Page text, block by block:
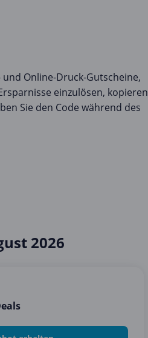
Online-Druck-Gutscheine,
einzulösen, kopieren
Sie den Code während des
2026